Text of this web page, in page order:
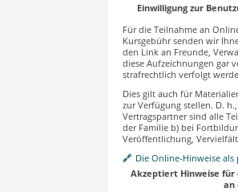
Einwilligung zur
Für die Teilnahme an
Kursgebühr senden wir
den Link an Freunde,
diese Aufzeichnungen gar
strafrechtlich verfolgt
Dies gilt auch für
zur Verfügung stellen. D.
Vertragspartner sind alle
der Familie b) bei
Veröffentlichung,
Die Online-Hinweise als
Akzeptiert Hinweise für
an